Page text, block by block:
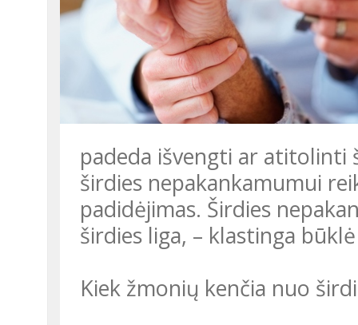
padeda išvengti ar atitolinti
širdies nepakankamumui
padidėjimas. Širdies
širdies liga, – klastinga
Kiek žmonių kenčia nuo